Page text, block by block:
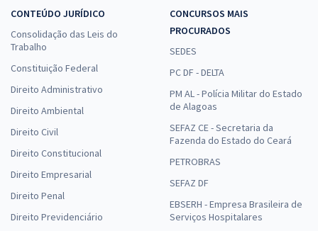
Prefeitura de Monte Negro - RO - Professor Nível II - Pedagogo
R$31,92
Comprar
Prefeitura de Monte Negro - RO - Nutricionista
CONTEÚDO JURÍDICO
Consolidação das Leis do
Trabalho
Constituição Federal
Direito Administrativo
Direito Ambiental
Direito Civil
Direito Constitucional
Direito Empresarial
Direito Penal
Direito Previdenciário
CONCURSOS MAIS
PROCURADOS
SEDES
PC DF - DELTA
PM AL - Polícia Militar do Estado
de Alagoas
SEFAZ CE - Secretaria da
Fazenda do Estado do Ceará
PETROBRAS
SEFAZ DF
EBSERH - Empresa Brasileira de
Serviços Hospitalares